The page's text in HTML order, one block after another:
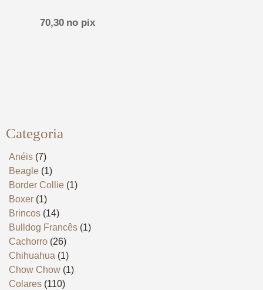
Categoria
Anéis (7)
Beagle (1)
Border Collie (1)
Boxer (1)
Brincos (14)
Bulldog Francês (1)
Cachorro (26)
Chihuahua (1)
Chow Chow (1)
Colares (110)
70,30 no pix